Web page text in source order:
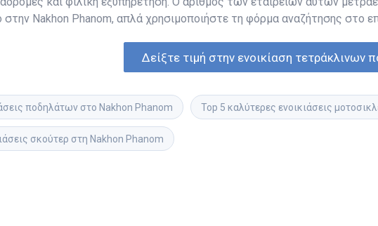
Nakhon Phanom, απλά χρησιμοποιήστε τη φόρμα αναζήτησης στο
Δείξτε τιμή στην ενοικίαση τετράκλινων
ποδηλάτων στο Nakhon Phanom Top 5 καλύτερες ενοικιάσεις
σκούτερ στη Nakhon Phanom